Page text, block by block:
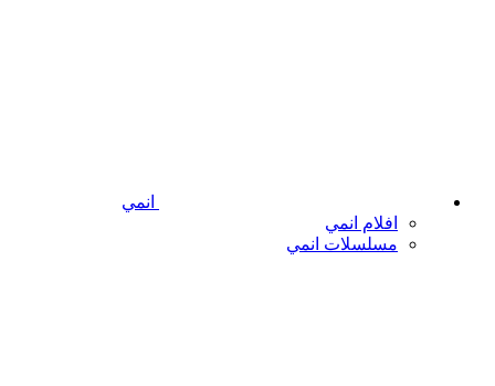
انمي
افلام انمي
مسلسلات انمي